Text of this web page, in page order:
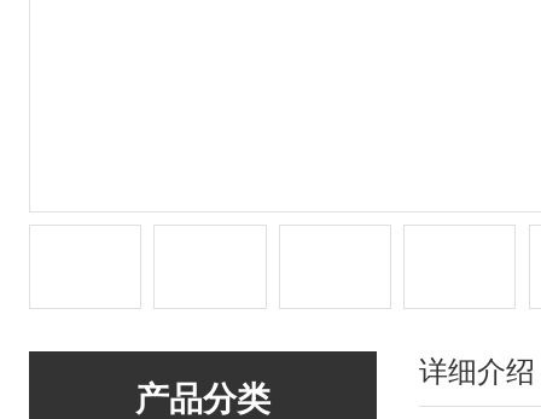
产品分类
详细介绍